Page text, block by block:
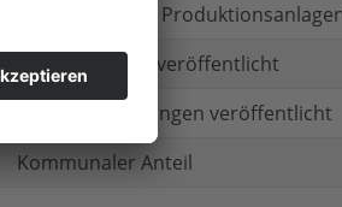
Investitionen in
Geschäftsform veröffentlicht
Firmenbeteiligungen veröffentlicht
Kommunaler Anteil